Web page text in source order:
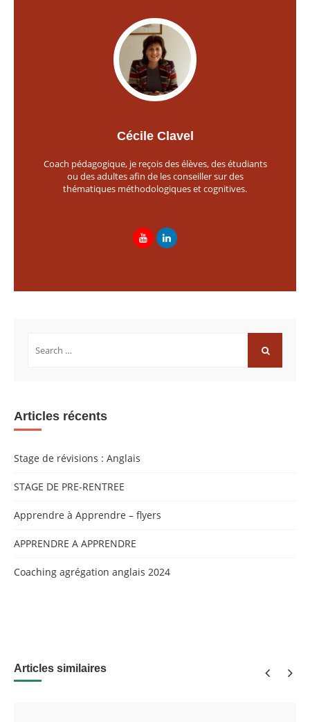
Cécile Clavel
Coach pédagogique, je reçois des élèves, des étudiants
ou des adultes afin de les conseiller sur des
thématiques méthodologiques et cognitives.
Articles récents
Stage de révisions : Anglais
STAGE DE PRE-RENTREE
Apprendre à Apprendre – flyers
APPRENDRE A APPRENDRE
Coaching agrégation anglais 2024
Articles similaires